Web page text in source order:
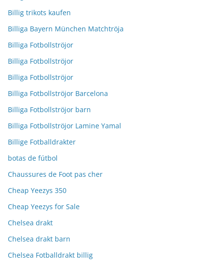
Billig trikots kaufen
Billiga Bayern München Matchtröja
Billiga Fotbollströjor
Billiga Fotbollströjor
Billiga Fotbollströjor
Billiga Fotbollströjor Barcelona
Billiga Fotbollströjor barn
Billiga Fotbollströjor Lamine Yamal
Billige Fotballdrakter
botas de fútbol
Chaussures de Foot pas cher
Cheap Yeezys 350
Cheap Yeezys for Sale
Chelsea drakt
Chelsea drakt barn
Chelsea Fotballdrakt billig